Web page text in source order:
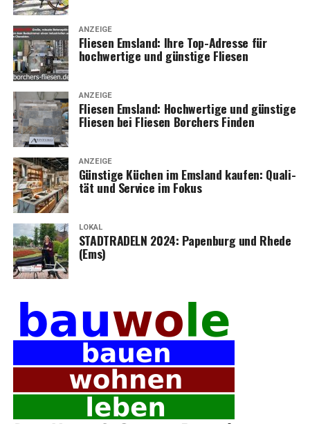
ANZEIGE
Flie­sen Ems­land: Ihre Top-Adres­se für
hoch­wer­ti­ge und güns­ti­ge Fliesen
ANZEIGE
Flie­sen Ems­land: Hoch­wer­ti­ge und güns­ti­ge
Flie­sen bei Flie­sen Bor­chers Finden
ANZEIGE
Güns­ti­ge Küchen im Ems­land kau­fen: Qua­li­
tät und Ser­vice im Fokus
LOKAL
STADTRADELN 2024: Papen­burg und Rhe­de
(Ems)